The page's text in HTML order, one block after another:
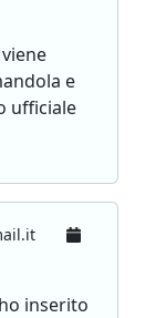
e
ufficiale
inserito